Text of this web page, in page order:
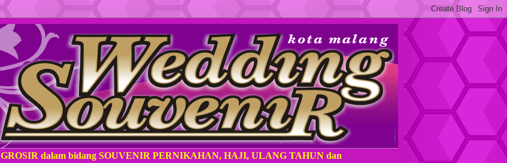
dalam bidang SOUVENIR PERNIKAHAN, HAJI, ULANG TAHUN dan